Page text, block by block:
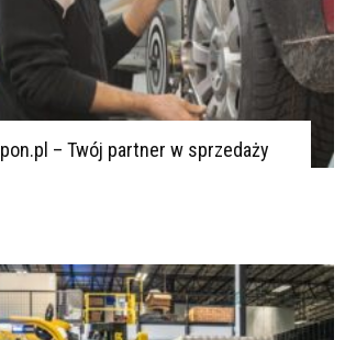
– Twój partner w sprzedaży